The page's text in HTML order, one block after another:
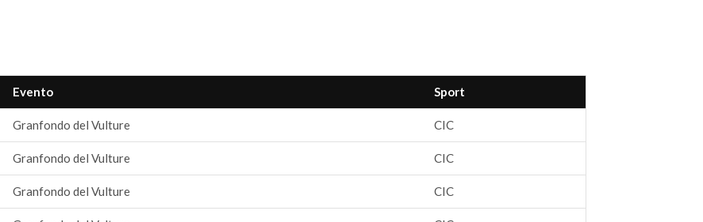
Evento Sport
Granfondo del Vulture CIC
Granfondo del Vulture CIC
Granfondo del Vulture CIC